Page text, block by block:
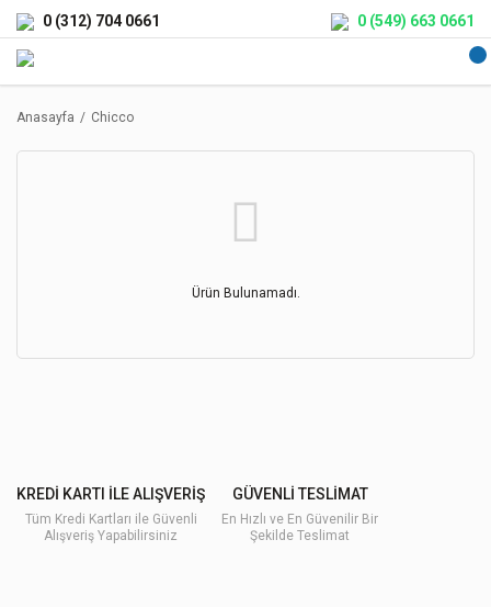
0 (312) 704 0661 0 (549) 663 0661
Anasayfa Chicco
Ürün Bulunamadı.
KREDİ KARTI İLE ALIŞVERİŞ
Tüm Kredi Kartları ile Güvenli
Alışveriş Yapabilirsiniz
GÜVENLİ TESLİMAT
En Hızlı ve En Güvenilir Bir
Şekilde Teslimat